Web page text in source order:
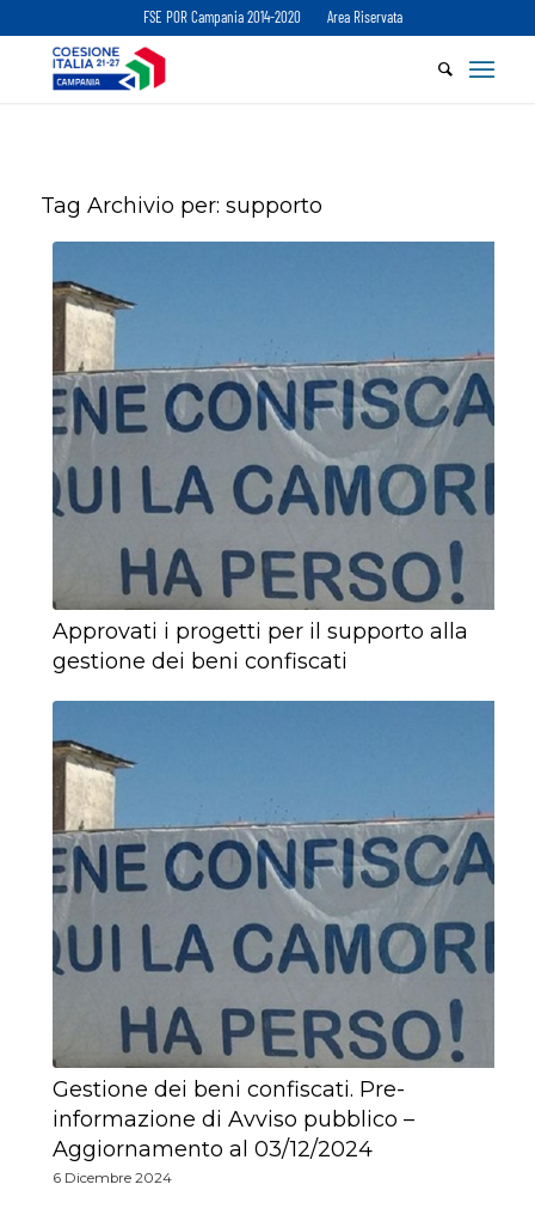
FSE POR Campania 2014-2020 Area Riservata
Tag Archivio per: supporto
Approvati i progetti per il supporto alla
gestione dei beni confiscati
Gestione dei beni confiscati. Pre-
informazione di Avviso pubblico –
Aggiornamento al 03/12/2024
6 Dicembre 2024